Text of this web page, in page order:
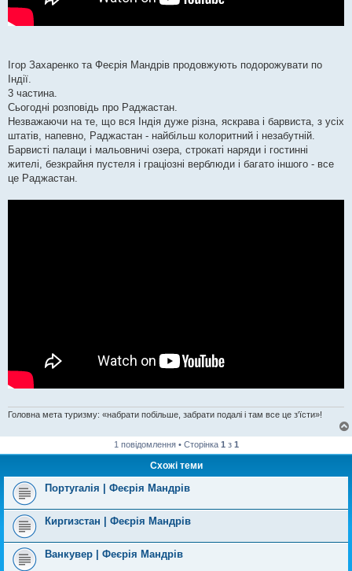
Ігор Захаренко та Феєрія Мандрів продовжують подорожувати по
Індії.
3 частина.
Сьогодні розповідь про Раджастан.
Незважаючи на те, що вся Індія дуже різна, яскрава і барвиста, з усіх
штатів, напевно, Раджастан - найбільш колоритний і незабутній.
Барвисті палаци і мальовничі озера, строкаті наряди і гостинні
жителі, безкрайня пустеля і граціозні верблюди і багато іншого - все
це Раджастан.
Головна мета туризму: «набрати побільше, забрати подалі і там все це з'їсти»!
1 повідомлення • Сторінка 1 з 1
Схожі теми
Португалія | Феєрія Мандрів
Киргизстан | Феєрія Мандрів
Ванкувер | Феєрія Мандрів